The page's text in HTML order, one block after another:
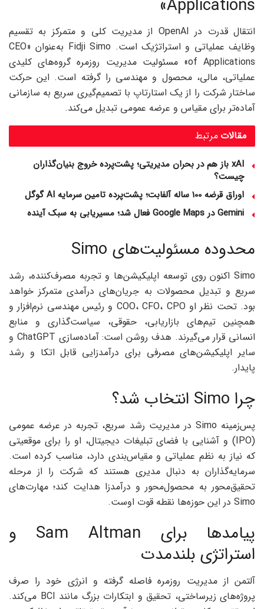
Applications»
انتقال قدرت در OpenAI از مدیریت کلی و متمرکز به تقسیم
وظایف عملیاتی و استراتژیک است. Fidji Simo به‌عنوان «CEO
of Applications» مسئولیت مدیریت روزمره گروه‌های کلیدی
عملیاتی، مالی، محصول و مهندسی را گرفته است. این حرکت
ساختار شرکت را از یک استارتاپ با تصمیم‌گیری سریع به سازمانی
آماده‌تر برای مقیاس و عرضه عمومی تبدیل می‌کند.
مرتبط مقالات
xAI باز هم در بحران مدیریتی؛ پشت‌پرده خروج بنیان‌گذاران
چیست؟
اوراق قرضه 100 ساله آلفابت؛ پشت‌پرده تامین سرمایه AI گوگل
Gemini در Google Maps فعال شد؛ مسیریابی به سبک آینده
محدوده مسئولیت‌های Simo
Simo اکنون روی توسعه اپلیکیشن‌ها و تجربه مصرف‌کننده، رشد
سریع و تبدیل محصولات به جریان‌های درآمدی متمرکز خواهد
بود. تحت نظر او COO، CFO، CPO و رئیس مهندسی نرم‌افزار و
همچنین تیم‌های بازاریابی، حقوقی، سیاست‌گذاری و منابع
انسانی قرار می‌گیرند. هدف روشن است: آماده‌سازی ChatGPT و
سایر اپلیکیشن‌های مصرفی برای درآمدزایی قابل اتکا و رشد
پایدار.
چرا Simo انتخاب شد؟
پس‌زمینه Simo در مدیریت رشد سریع، تجربه در عرضه عمومی
(IPO) و آشنایی با فضای تبلیغات دیجیتال، او را برای موقعیتی
که نیاز به نظم عملیاتی و مقیاس‌بندی دارد، مناسب کرده است.
سرمایه‌گذاران به دنبال مدیری هستند که شرکت را از مرحله
تحقیق‌محور به محصول‌محور و درآمدزا هدایت کند؛ مهارت‌های
Simo در این حوزه‌ها نقطه قوت اوست.
پیامدها برای Sam Altman و
استراتژی بلندمدت
آلتمن از مدیریت روزمره فاصله گرفته و انرژی خود را صرف
پروژه‌های زیرساختی، تحقیق و ابتکارات بزرگ مانند BCI می‌کند.